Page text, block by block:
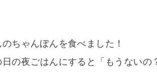
ちゃんぽんを食べました！
の夜ごはんにすると「もうないの